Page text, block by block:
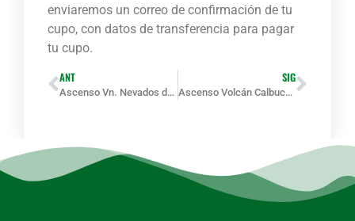
enviaremos un correo de confirmación de tu
cupo, con datos de transferencia para pagar
tu cupo.
ANT
Ascenso Vn. Nevados de Chillán – 9 de agosto – desde Concepción
SIG
Ascenso Volcán Calbuco – Sab 01 NOVIEMBRE